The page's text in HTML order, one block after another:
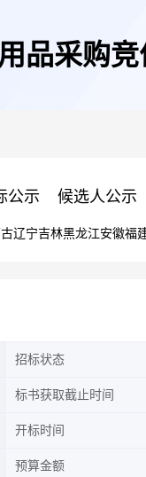
品采购
公示 候选人公示
辽宁吉林黑龙江安徽福
招标状态
标书获取截止时间
开标时间
预算金额